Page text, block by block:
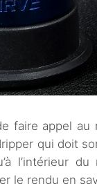
faire appel au
qui doit
l’intérieur
le rendu en